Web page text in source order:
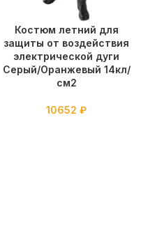
Костюм летний для
защиты от воздействия
электрической дуги
Серый/Оранжевый 14кл/
см2
10652 ₽